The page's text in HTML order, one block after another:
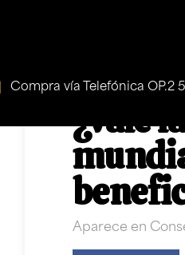
Compra vía Telefónica OP.2
¿Vale
Aparece en